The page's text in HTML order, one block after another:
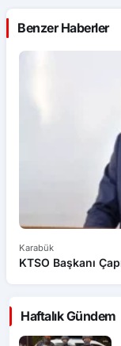
Benzer Haberler
Karabük
KTSO Başkanı
Haftalık Gündem